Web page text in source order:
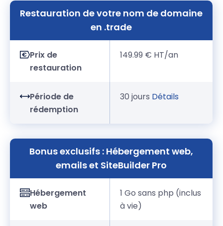
Restauration de votre nom de domaine
en .trade
Prix de
restauration
149.99 € HT/an
Période de
rédemption
30 jours Détails
Bonus exclusifs : Hébergement web,
emails et SiteBuilder Pro
Hébergement
web
1 Go sans php (inclus
à vie)